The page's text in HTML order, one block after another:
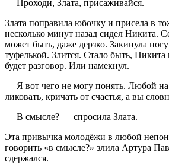
— Проходи, Злата, присаживайся.
Злата поправила юбочку и присела в
несколько минут назад сидел Никита.
может быть, даже дерзко. Закинула
туфелькой. Злится. Стало быть,
будет разговор. Или намекнул.
— Я вот чего не могу понять. Любой на
ликовать, кричать от счастья, а вы
— В смысле? — спросила Злата.
Эта привычка молодёжи в любой
говорить «в смысле?» злила Артура
сдержался.